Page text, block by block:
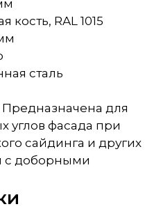
кость, RAL 1015
сталь
для
углов фасада при
сайдинга и других
с доборными